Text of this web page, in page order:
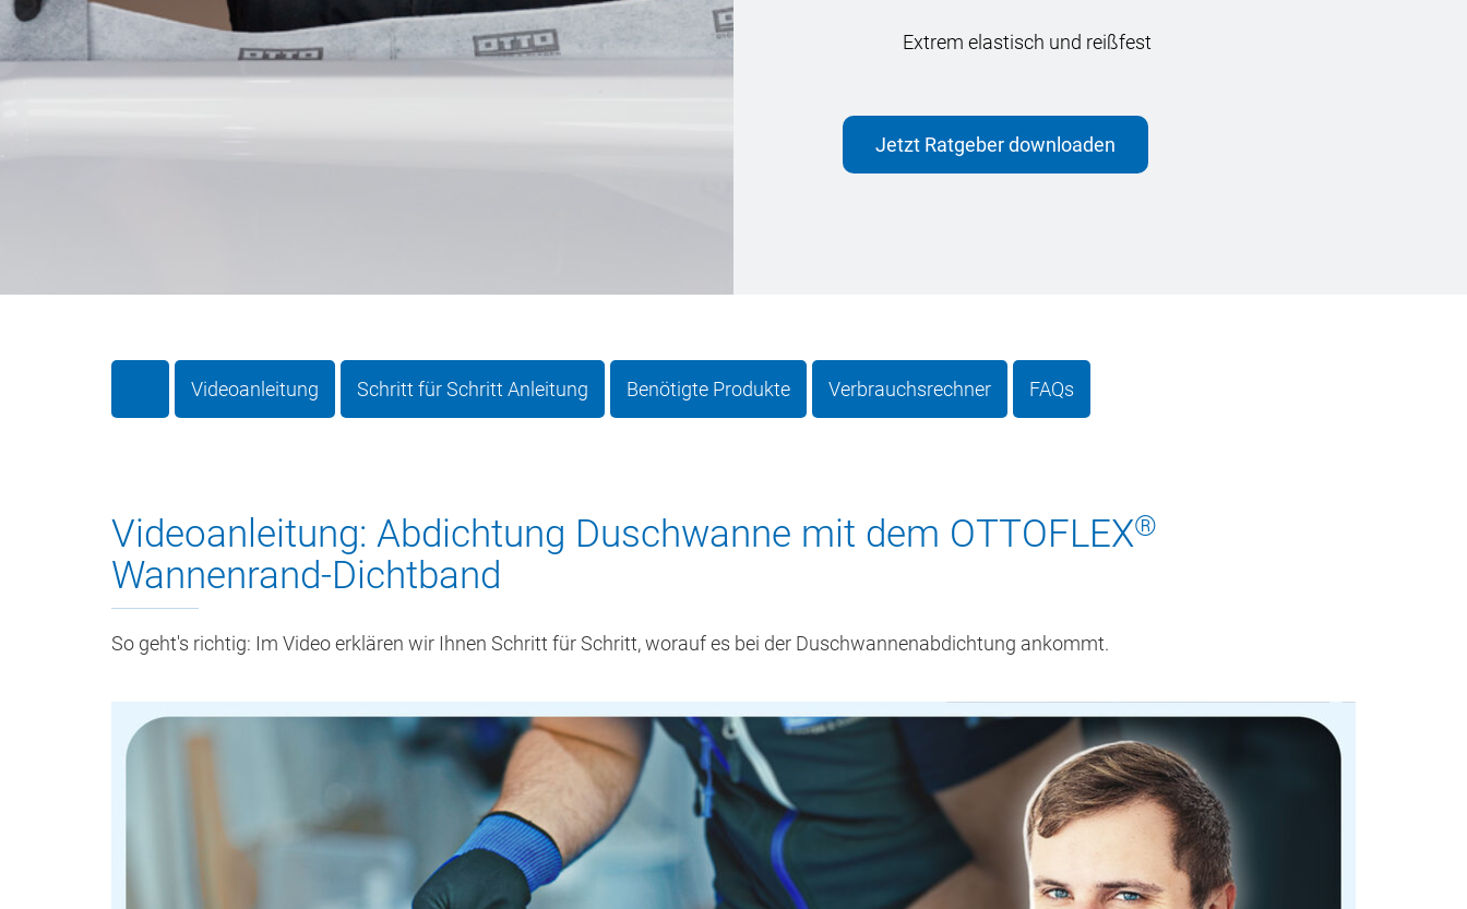
Extrem elastisch und reißfest
Jetzt Ratgeber downloaden
Videoanleitung Schritt für Schritt Anleitung Benötigte Produkte Verbrauchsrechner FAQs
Videoanleitung: Abdichtung Duschwanne mit dem OTTOFLEX®
Wannenrand-Dichtband
So geht's richtig: Im Video erklären wir Ihnen Schritt für Schritt, worauf es bei der Duschwannenabdichtung ankommt.